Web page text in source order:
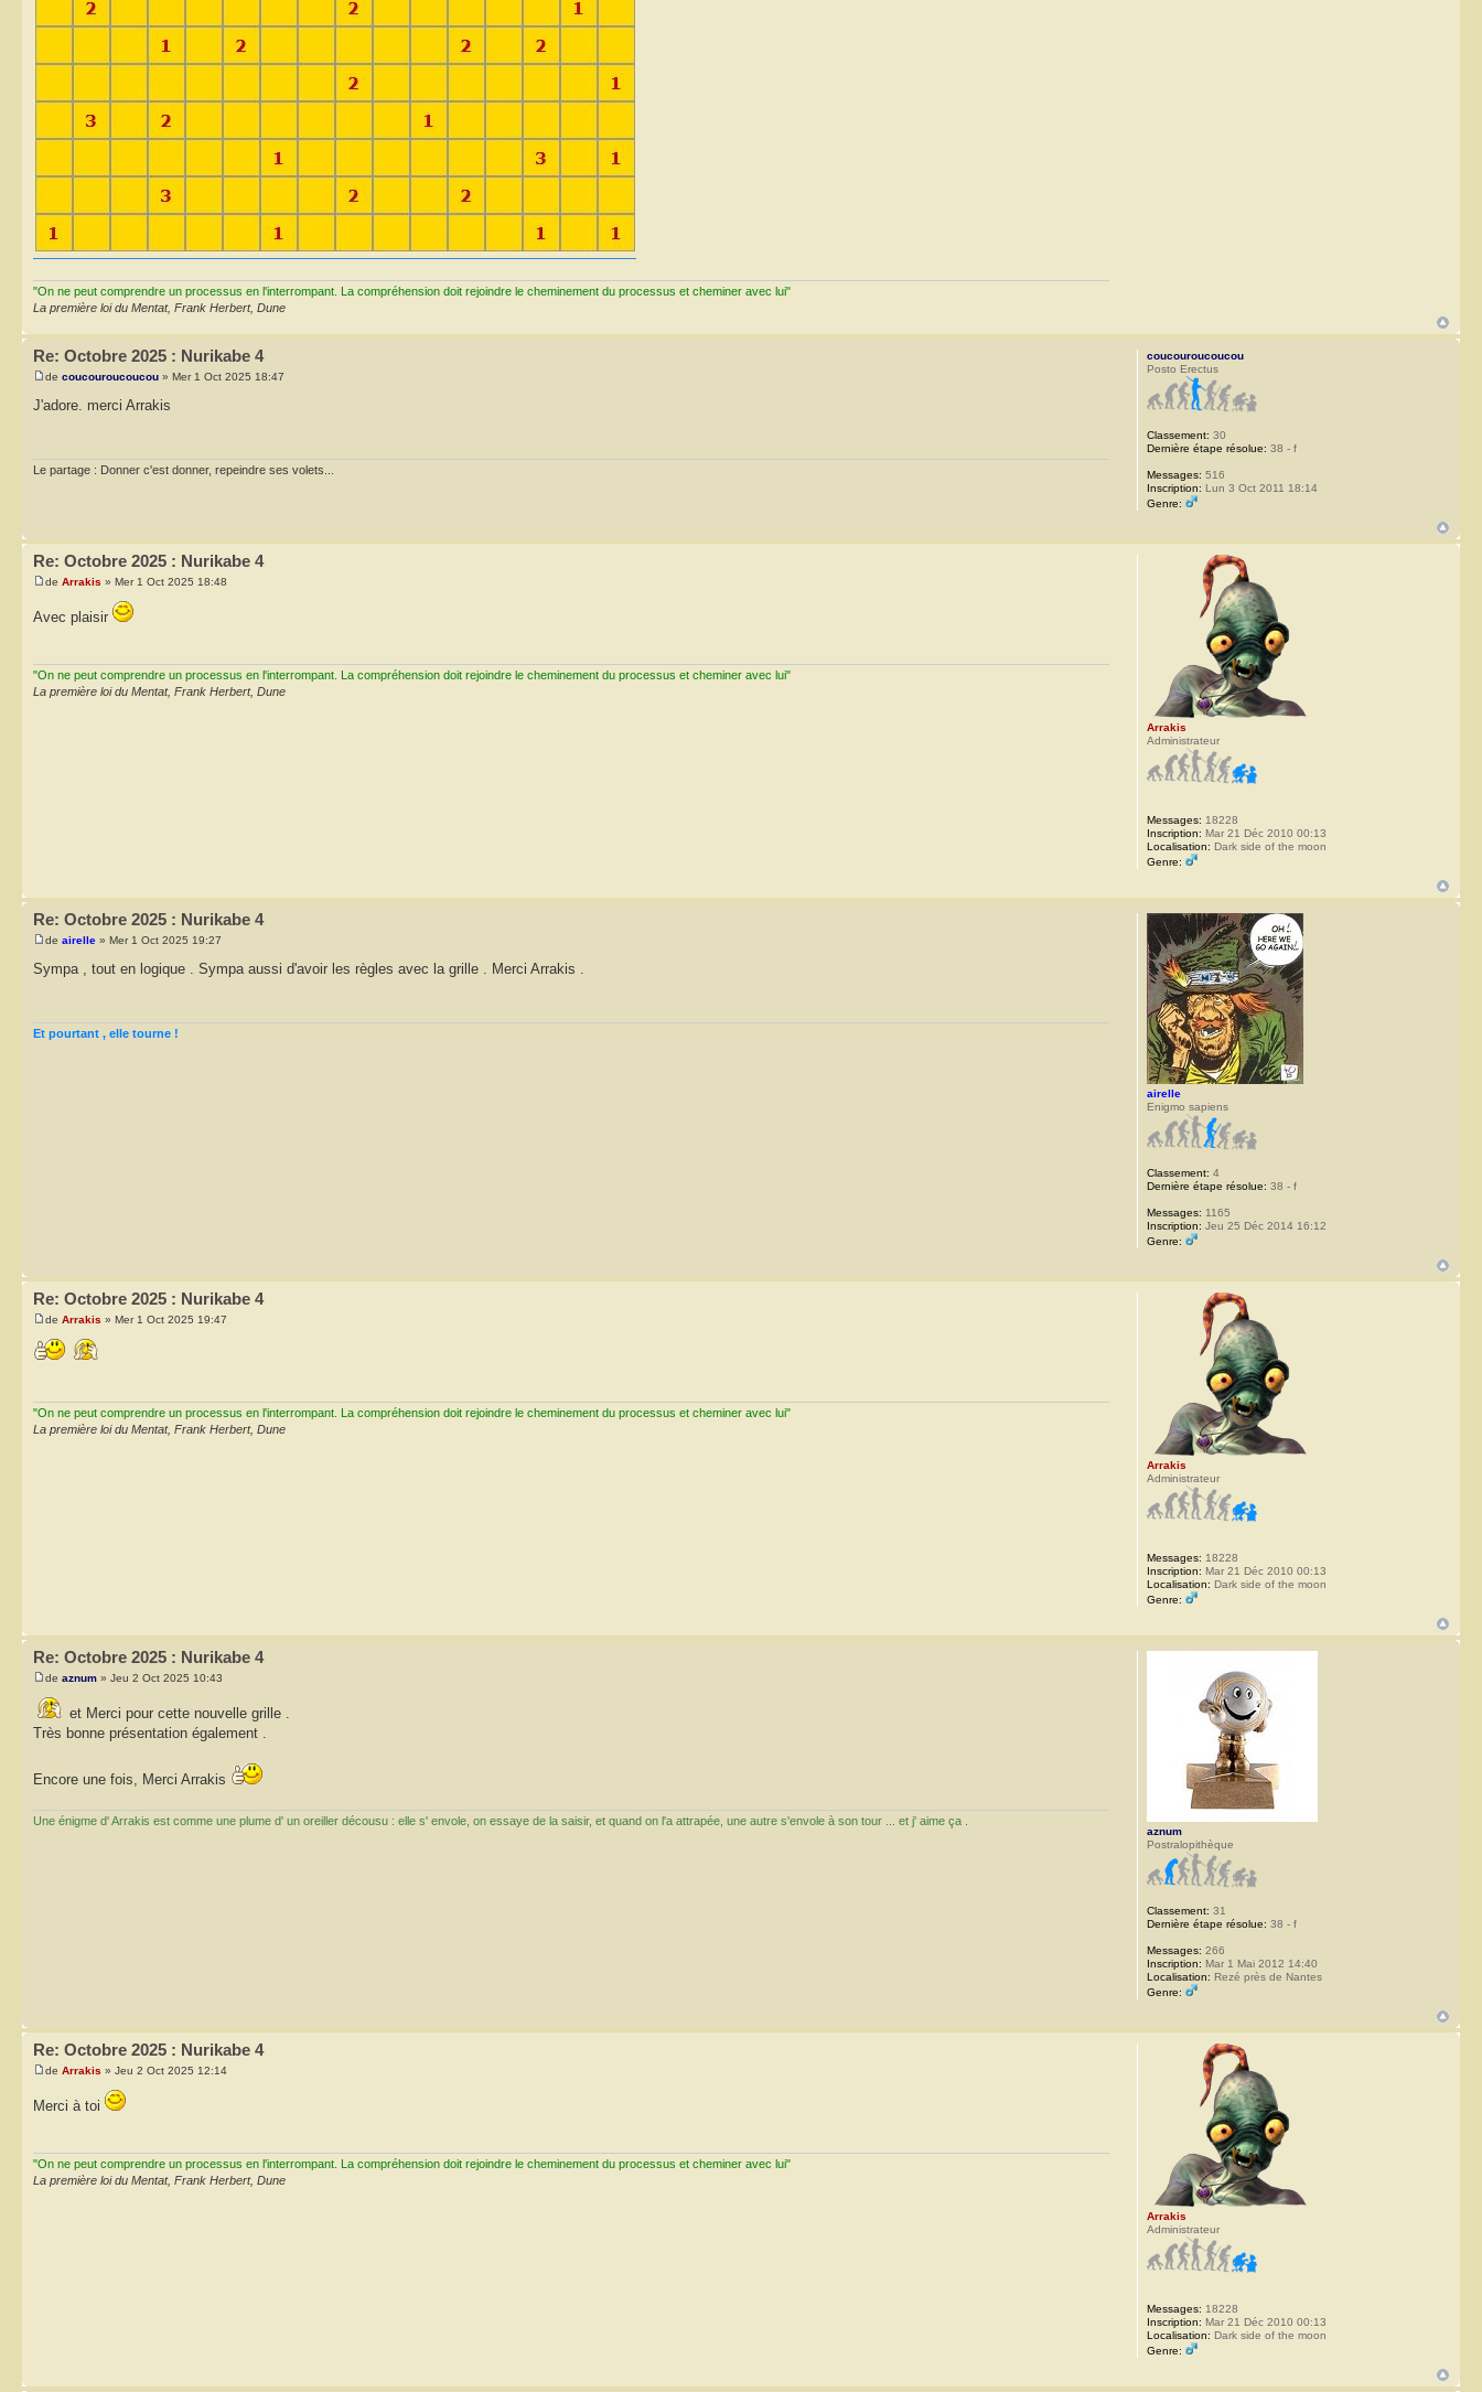
"On ne peut comprendre un processus en l'interrompant. La compréhension doit rejoindre le cheminement du processus et cheminer avec lui"
La première loi du Mentat, Frank Herbert, Dune
Re: Octobre 2025 : Nurikabe 4
de coucouroucoucou » Mer 1 Oct 2025 18:47
J'adore. merci Arrakis
Le partage : Donner c'est donner, repeindre ses volets...
coucouroucoucou
Posto Erectus
Classement: 30
Dernière étape résolue: 38 - f
Messages: 516
Inscription: Lun 3 Oct 2011 18:14
Genre:
Re: Octobre 2025 : Nurikabe 4
de Arrakis » Mer 1 Oct 2025 18:48
Avec plaisir
"On ne peut comprendre un processus en l'interrompant. La compréhension doit rejoindre le cheminement du processus et cheminer avec lui"
La première loi du Mentat, Frank Herbert, Dune
Arrakis
Administrateur
Messages: 18228
Inscription: Mar 21 Déc 2010 00:13
Localisation: Dark side of the moon
Genre:
Re: Octobre 2025 : Nurikabe 4
de airelle » Mer 1 Oct 2025 19:27
Sympa , tout en logique . Sympa aussi d'avoir les règles avec la grille . Merci Arrakis .
Et pourtant , elle tourne !
airelle
Enigmo sapiens
Classement: 4
Dernière étape résolue: 38 - f
Messages: 1165
Inscription: Jeu 25 Déc 2014 16:12
Genre:
Re: Octobre 2025 : Nurikabe 4
de Arrakis » Mer 1 Oct 2025 19:47
"On ne peut comprendre un processus en l'interrompant. La compréhension doit rejoindre le cheminement du processus et cheminer avec lui"
La première loi du Mentat, Frank Herbert, Dune
Arrakis
Administrateur
Messages: 18228
Inscription: Mar 21 Déc 2010 00:13
Localisation: Dark side of the moon
Genre:
Re: Octobre 2025 : Nurikabe 4
de aznum » Jeu 2 Oct 2025 10:43
et Merci pour cette nouvelle grille .
Très bonne présentation également .
Encore une fois, Merci Arrakis
Une énigme d' Arrakis est comme une plume d' un oreiller décousu : elle s' envole, on essaye de la saisir, et quand on l'a attrapée, une autre s'envole à son tour ... et j' aime ça .
aznum
Postralopithèque
Classement: 31
Dernière étape résolue: 38 - f
Messages: 266
Inscription: Mar 1 Mai 2012 14:40
Localisation: Rezé près de Nantes
Genre:
Re: Octobre 2025 : Nurikabe 4
de Arrakis » Jeu 2 Oct 2025 12:14
Merci à toi
"On ne peut comprendre un processus en l'interrompant. La compréhension doit rejoindre le cheminement du processus et cheminer avec lui"
La première loi du Mentat, Frank Herbert, Dune
Arrakis
Administrateur
Messages: 18228
Inscription: Mar 21 Déc 2010 00:13
Localisation: Dark side of the moon
Genre: